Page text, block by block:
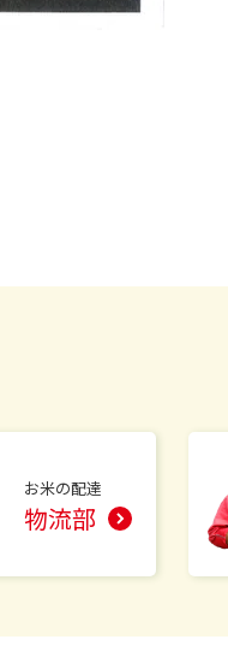
お米の配達
物流部